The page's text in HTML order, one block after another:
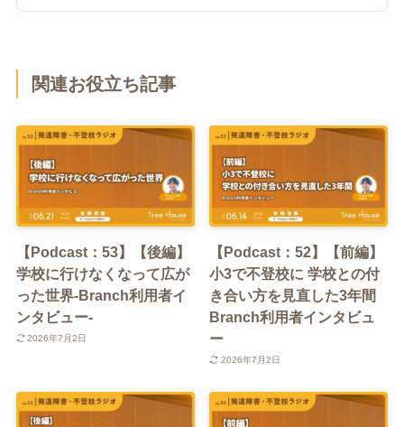
関連お役立ち記事
【Podcast：53】【後編】
学校に行けなくなって広が
った世界-Branch利用者イ
ンタビュー-
2026年7月2日
【Podcast：52】【前編】
小3で不登校に 学校との付
き合い方を見直した3年間
Branch利用者インタビュ
ー
2026年7月2日